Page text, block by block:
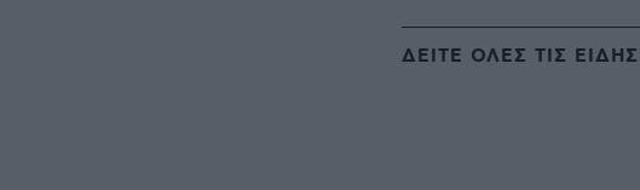
ΔΕΙΤΕ ΟΛΕΣ ΤΙΣ